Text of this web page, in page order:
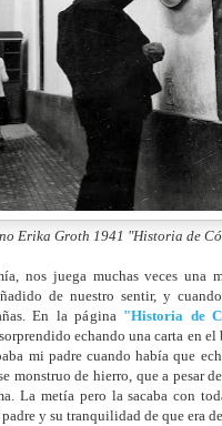
Erika Groth 1941 "Historia de
nos juega muchas veces una
de nuestro sentir, y
En la página "Historia de
echando una carta en
mi padre cuando había que
monstruo de hierro, que a pesar
La metía pero la sacaba con
y su tranquilidad de que era